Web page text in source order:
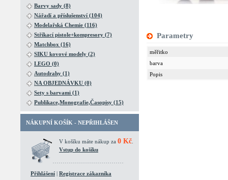
Barvy sady (8)
Nářadí a příslušenství (104)
Modelařská Chemie (116)
Stříkací pistole+kompresory (7)
Matchbox (16)
SIKU kovové modely (2)
LEGO (0)
Autodrahy (1)
NA OBJEDNÁVKU (0)
Sety s barvami (1)
Publikace,Monografie,Časopisy (15)
NÁKUPNÍ KOŠÍK - NEPŘIHLÁŠEN
V košíku máte nákup za 0 Kč
Vstup do košíku
Přihlášení | Registrace zákazníka
Parametry
měřitko
barva
Popis